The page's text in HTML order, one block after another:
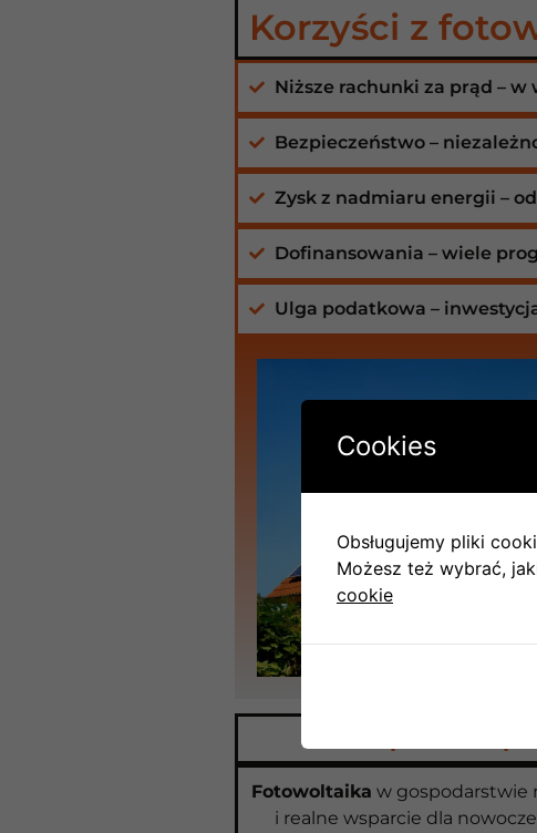
Korzyści z
Niższe rachunki za prąd –
Bezpieczeństwo –
Zysk z nadmiaru energii –
Dofinansowania – wiele
Ulga podatkowa –
Fotowoltaika w gospodarstwie
i realne wsparcie dla
Cookies
Obsługujemy pliki
Możesz też wybrać,
cookie